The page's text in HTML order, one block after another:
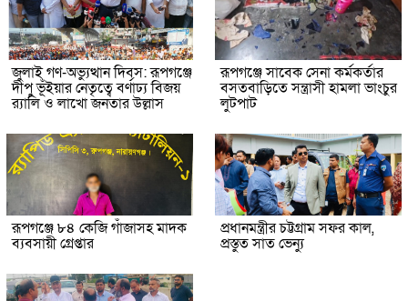
জুলাই গণ-অভ্যুত্থান দিবস: রূপগঞ্জে
দীপু ভূঁইয়ার নেতৃত্বে বর্ণাঢ্য বিজয়
র‌্যালি ও লাখো জনতার উল্লাস
রূপগঞ্জে সাবেক সেনা কর্মকর্তার
বসতবাড়িতে সন্ত্রাসী হামলা ভাংচুর
লুটপাট
রূপগঞ্জে ৮৪ কেজি গাঁজাসহ মাদক
ব্যবসায়ী গ্রেপ্তার
প্রধানমন্ত্রীর চট্টগ্রাম সফর কাল,
প্রস্তুত সাত ভেন্যু